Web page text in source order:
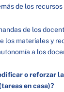
de los
de los
los materiales y
a los
o reforzar
en casa)?